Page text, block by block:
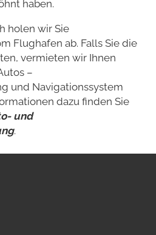
haben.
holen wir Sie
Flughafen ab. Falls Sie die
vermieten wir Ihnen
–
und Navigationssystem
dazu finden Sie
und
.